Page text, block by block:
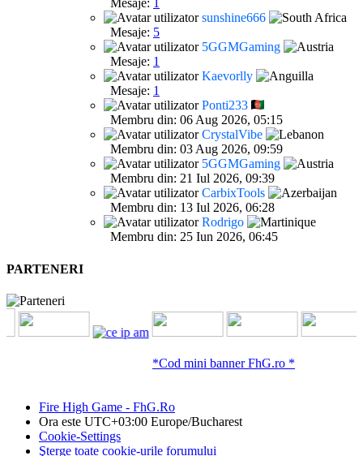
Mesaje: 1
sunshine666
Mesaje: 5
5GGMGaming
Mesaje: 1
Kaevorlly
Mesaje: 1
Ponti233
Membru din: 06 Aug 2026, 05:15
CrystalVibe
Membru din: 03 Aug 2026, 09:59
5GGMGaming
Membru din: 21 Iul 2026, 09:39
CarbixTools
Membru din: 13 Iul 2026, 06:28
Rodrigo
Membru din: 25 Iun 2026, 06:45
PARTENERI
*Cod mini banner FhG.ro *
Fire High Game - FhG.Ro
Ora este UTC+03:00 Europe/Bucharest
Cookie-Settings
Şterge toate cookie-urile forumului